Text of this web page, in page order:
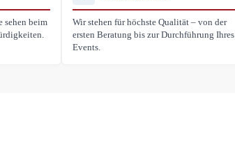
sehen beim
Wir stehen für höchste Qualität – von der
ersten Beratung bis zur Durchführung Ihres
Events.